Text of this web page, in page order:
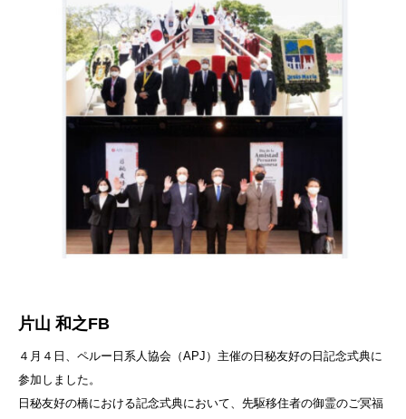
片山 和之FB
４月４日、ペルー日系人協会（APJ）主催の日秘友好の日記念式典に
参加しました。
日秘友好の橋における記念式典において、先駆移住者の御霊のご冥福